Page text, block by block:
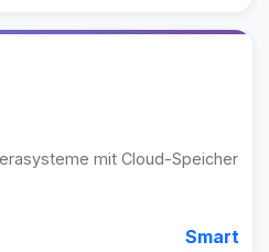
mit Cloud-Speicher
Smart